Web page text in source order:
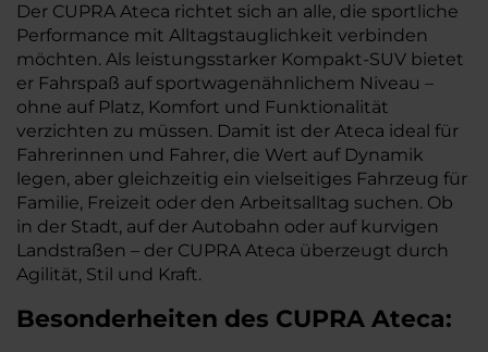
Der CUPRA Ateca richtet sich an alle, die sportliche
Performance mit Alltagstauglichkeit verbinden
möchten. Als leistungsstarker Kompakt-SUV bietet
er Fahrspaß auf sportwagenähnlichem Niveau –
ohne auf Platz, Komfort und Funktionalität
verzichten zu müssen. Damit ist der Ateca ideal für
Fahrerinnen und Fahrer, die Wert auf Dynamik
legen, aber gleichzeitig ein vielseitiges Fahrzeug für
Familie, Freizeit oder den Arbeitsalltag suchen. Ob
in der Stadt, auf der Autobahn oder auf kurvigen
Landstraßen – der CUPRA Ateca überzeugt durch
Agilität, Stil und Kraft.
Besonderheiten des CUPRA Ateca: